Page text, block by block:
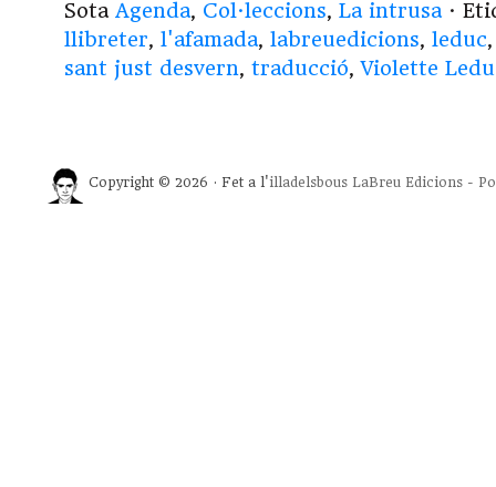
Sota Agenda, Col·leccions, La intrusa ·
llibreter, l'afamada, labreuedicions, leduc
sant just desvern, traducció,Violette
Copyright © 2026 · Fet a l'illadelsbous LaBreu Edicions -